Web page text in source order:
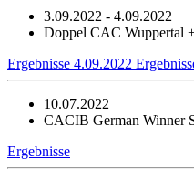
3.09.2022 - 4.09.2022
Doppel CAC Wuppertal
Ergebnisse 4.09.2022
10.07.2022
CACIB German Winner
Ergebnisse